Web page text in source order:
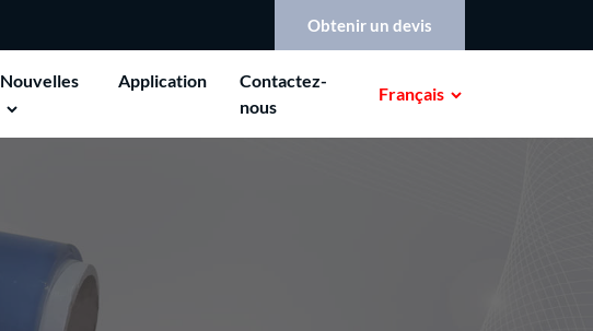
Obtenir un devis
Nouvelles Application
Contactez-
nous
Français